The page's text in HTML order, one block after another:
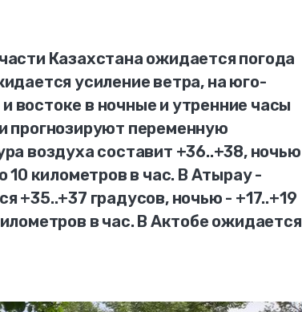
Казахстана ожидается погода
усиление ветра, на юго-
востоке в ночные и утренние часы
прогнозируют переменную
воздуха составит +36..+38, ночью
километров в час. В Атырау -
+35..+37 градусов, ночью - +17..+19
в час. В Актобе ожидается